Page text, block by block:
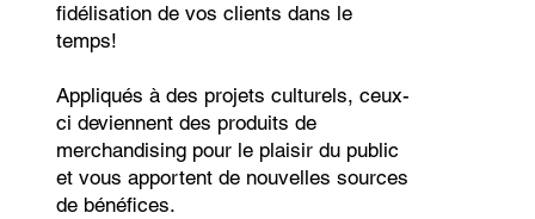
fidélisation de vos clients dans le
temps!
Appliqués à des projets culturels, ceux-
ci deviennent des produits de
merchandising pour le plaisir du public
et vous apportent de nouvelles sources
de bénéfices.